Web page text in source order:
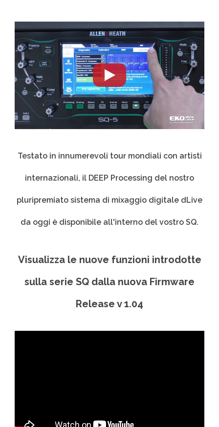
Testato in innumerevoli tour mondiali con artisti
internazionali, il DEEP Processing del nostro
pluripremiato sistema di mixaggio digitale dLive
da oggi è disponibile all'interno del vostro SQ.
Visualizza le nuove funzioni introdotte
sulla serie SQ dalla nuova Firmware
Release v 1.04